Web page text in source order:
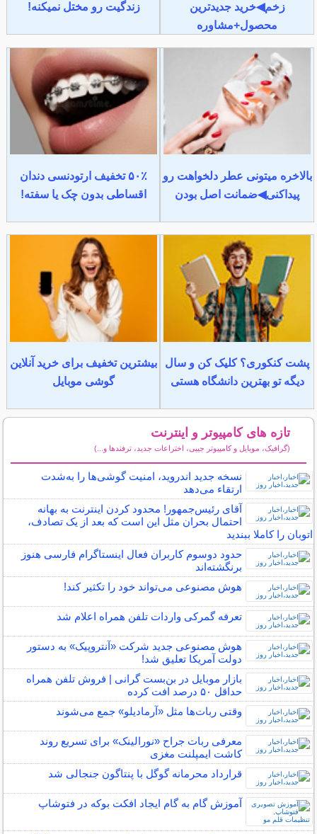
زخم◀خرید جدیدترین
محصول+مشاوره
زندگیت رو مختل نمیکنه!
بالاخره میتونی عطر دلخواهت رو
پیداکنی◀ضمانت اصل بودن
۵۰٪ تخفیف ارتودنسی دندان
اقساطی بدون چک یا سفته!
پشت کنکوری؟ کلیک کن و سال
دیگه تو بهترین دانشگاه هستی
بیشترین تخفیف برای خرید آنلاین
گوشی موبایل
تازه های کامپیوتر و اینترنت
(گرافیک، موبایل و کامپیوتر جیبی، اختراعات جدید، ترفندها و...)
نسخه جدید اندروید، امنیت گوشی‌ها را به‌شدت
ارتقاء می‌دهد
آقای رئیس‌جمهور! محدود کردن اینترنت به بهانه
احتمال بحران مثل این است که بعد از یک تصادف،
اتوبان را کاملا ببندید
حدود دوسوم کاربران فعال اینستاگرام فارسی هنوز
برنگشته‌اند
هوش مصنوعی می‌تواند خود را تکثیر کند!
تعرفه گمرکی واردات تلفن همراه اعلام شد
هوش مصنوعی جدید شرکت «آنتروپیک» به دستور
دولت آمریکا تعلیق شد!
بازار موبایل در بن‌بست گرانی | فروش تلفن همراه
حداقل ۵۰ درصد افت کرده
وقتی ربات‌ها مثل «آرمادیلو» جمع می‌شوند
معرفی ربات جراح «نورالینک» برای تسریع روند
کاشت ایمپلنت مغزی
قرارداد محرمانه گوگل با پنتاگون جنجالی شد
آموزش گام به گام ایجاد افکت بوکه در فتوشاپ